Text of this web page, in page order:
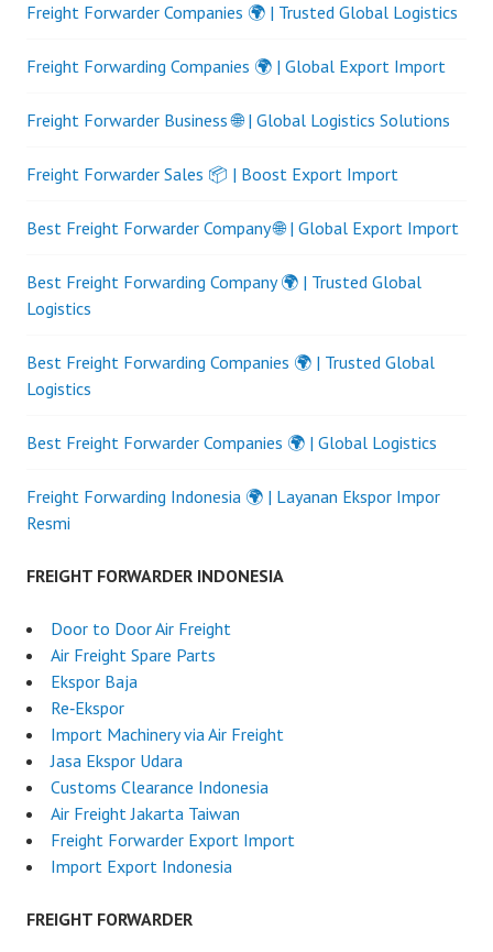
Freight Forwarder Companies 🌍 | Trusted Global Logistics
Freight Forwarding Companies 🌍 | Global Export Import
Freight Forwarder Business 🌐 | Global Logistics Solutions
Freight Forwarder Sales 📦 | Boost Export Import
Best Freight Forwarder Company 🌐 | Global Export Import
Best Freight Forwarding Company 🌍 | Trusted Global
Logistics
Best Freight Forwarding Companies 🌍 | Trusted Global
Logistics
Best Freight Forwarder Companies 🌍 | Global Logistics
Freight Forwarding Indonesia 🌍 | Layanan Ekspor Impor
Resmi
FREIGHT FORWARDER INDONESIA
Door to Door Air Freight
Air Freight Spare Parts
Ekspor Baja
Re‑Ekspor
Import Machinery via Air Freight
Jasa Ekspor Udara
Customs Clearance Indonesia
Air Freight Jakarta Taiwan
Freight Forwarder Export Import
Import Export Indonesia
FREIGHT FORWARDER